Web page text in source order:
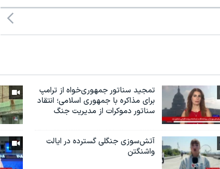
تمجید سناتور جمهوری‌خواه از ترامپ
برای مذاکره با جمهوری اسلامی؛ انتقاد
سناتور دموکرات از مدیریت جنگ
آتش‌سوزی جنگلی گسترده در ایالت
واشنگتن